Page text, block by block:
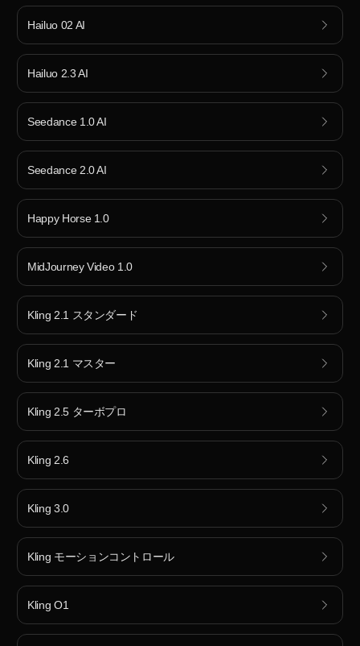
Hailuo 02 AI
Hailuo 2.3 AI
Seedance 1.0 AI
Seedance 2.0 AI
Happy Horse 1.0
MidJourney Video 1.0
Kling 2.1 スタンダード
Kling 2.1 マスター
Kling 2.5 ターボプロ
Kling 2.6
Kling 3.0
Kling モーションコントロール
Kling O1